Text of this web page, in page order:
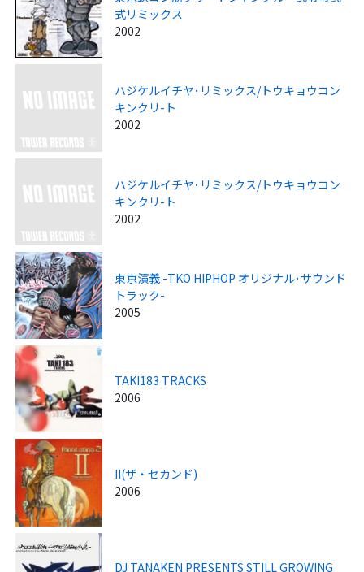
式リミックス
2002
ハジケルイチヤ･リミックス/トウキョウコン
キンクリ-ト
2002
ハジケルイチヤ･リミックス/トウキョウコン
キンクリ-ト
2002
東京演義 -TKO HIPHOP オリジナル･サウンド
トラック-
2005
TAKI183 TRACKS
2006
II(ザ・セカンド)
2006
DJ TANAKEN PRESENTS STILL GROWING